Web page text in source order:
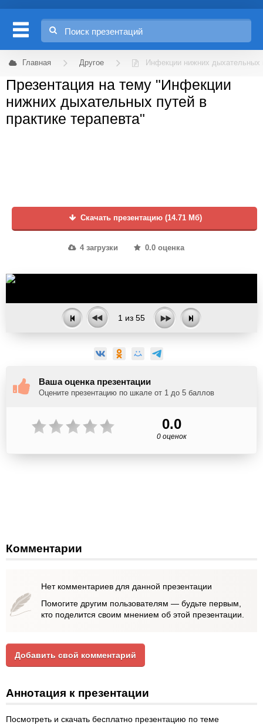
Главная Другое Инфекции нижних дыхательных
Презентация на тему "Инфекции
нижних дыхательных путей в
практике терапевта"
Скачать презентацию (14.71 Мб)
4 загрузки 0.0 оценка
1 из 55
Ваша оценка презентации
Оцените презентацию по шкале от 1 до 5 баллов
0.0
0 оценок
Комментарии
Нет комментариев для данной презентации
Помогите другим пользователям — будьте первым,
кто поделится своим мнением об этой презентации.
Добавить свой комментарий
Аннотация к презентации
Посмотреть и скачать бесплатно презентацию по теме